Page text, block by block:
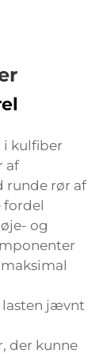
i kulfiber
af
runde rør af
fordel
og
lasten jævnt
der kunne